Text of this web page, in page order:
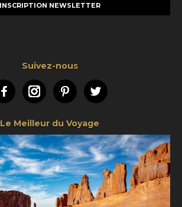
Suivez-nous
FacebookInstagramPinterestTwitter
Le Meilleur du Voyage